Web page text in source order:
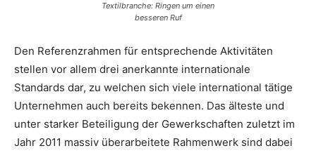
Textilbranche: Ringen um einen
besseren Ruf
Den Referenzrahmen für entsprechende Aktivitäten
stellen vor allem drei anerkannte internationale
Standards dar, zu welchen sich viele international tätige
Unternehmen auch bereits bekennen. Das älteste und
unter starker Beteiligung der Gewerkschaften zuletzt im
Jahr 2011 massiv überarbeitete Rahmenwerk sind dabei